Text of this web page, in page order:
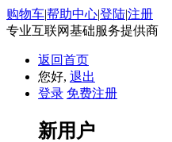
购物车|帮助中心|登陆|注册
专业互联网基础服务提供商
返回首页
您好, 退出
登录 免费注册
新用户